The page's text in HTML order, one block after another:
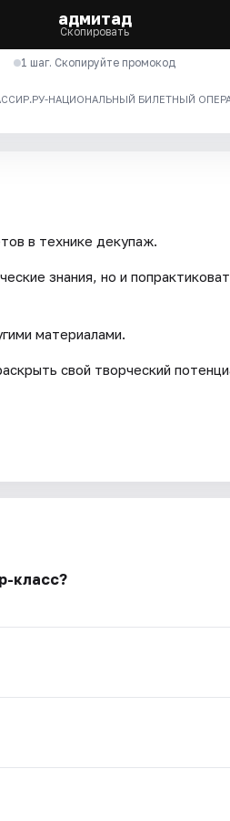
адмитад
Скопировать
1 шаг. Скопируйте промокод
НАЦИОНАЛЬНЫЙ БИЛЕТНЫЙ
в технике декупаж.
знания, но и
материалами.
свой творческий
класс?